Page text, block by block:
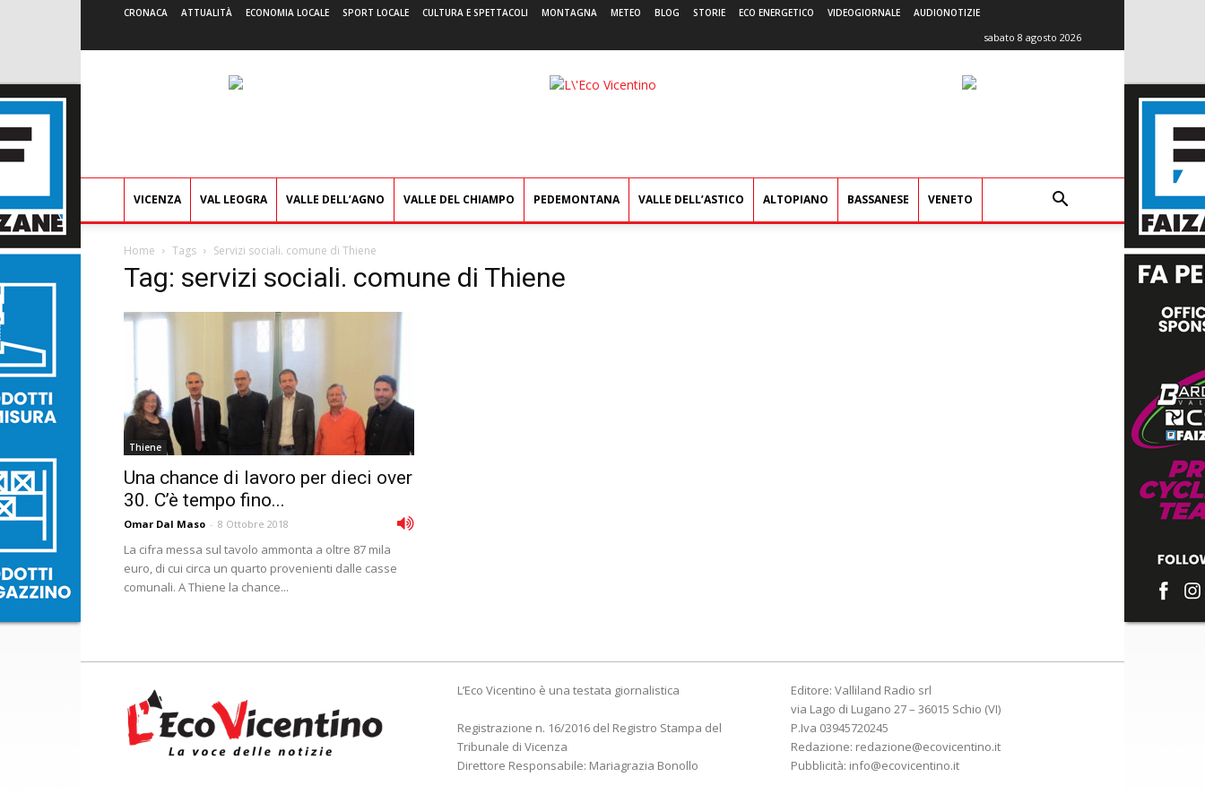
CRONACA ATTUALITÀ ECONOMIA LOCALE SPORT LOCALE CULTURA E SPETTACOLI MONTAGNA METEO BLOG STORIE ECO ENERGETICO VIDEOGIORNALE AUDIONOTIZIE
sabato 8 agosto 2026
L'Eco
VICENZA VAL LEOGRA VALLE DELL’AGNO VALLE DEL CHIAMPO PEDEMONTANA VALLE DELL’ASTICO ALTOPIANO BASSANESE VENETO
Home Tags Servizi sociali. comune di Thiene
Tag: servizi sociali. comune di Thiene
Thiene
Una chance di lavoro per dieci over
30. C’è tempo fino...
Omar Dal Maso - 8 Ottobre 2018
La cifra messa sul tavolo ammonta a oltre 87 mila
euro, di cui circa un quarto provenienti dalle casse
comunali. A Thiene la chance...
L’Eco Vicentino è una testata giornalistica
Registrazione n. 16/2016 del Registro Stampa del
Tribunale di Vicenza
Direttore Responsabile: Mariagrazia Bonollo
Editore: Valliland Radio srl
via Lago di Lugano 27 – 36015 Schio (VI)
P.Iva 03945720245
Redazione: redazione@ecovicentino.it
Pubblicità: info@ecovicentino.it